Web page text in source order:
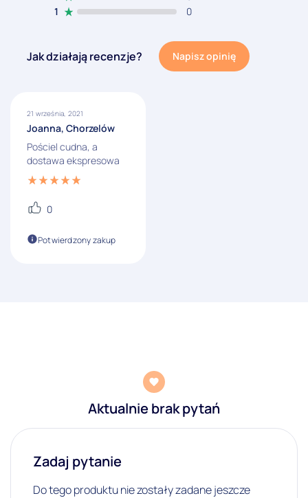
1 0
Jak działają recenzje? Napisz opinię
21 września, 2021
Joanna, Chorzelów
Pościel cudna, a
dostawa ekspresowa
0
Potwierdzony zakup
Aktualnie brak pytań
Zadaj pytanie
Do tego produktu nie zostały zadane jeszcze